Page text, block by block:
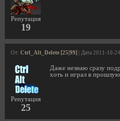
Репутация
19
От: Ctrl_Alt_Delete [25|99] | Дата 2011-10-
Репутация
25
Даже незнаю сразу
хоть и играл в